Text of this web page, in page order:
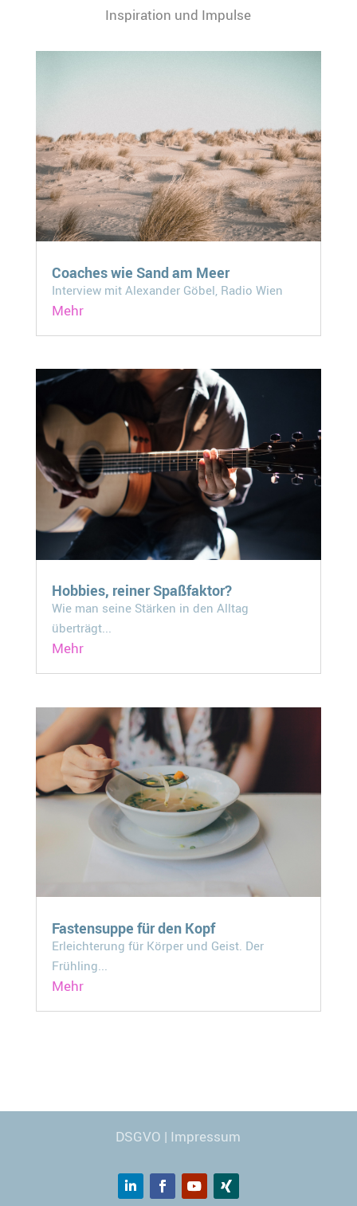
Inspiration und Impulse
Coaches wie Sand am Meer
Interview mit Alexander Göbel, Radio Wien
Mehr
Hobbies, reiner Spaßfaktor?
Wie man seine Stärken in den Alltag
überträgt...
Mehr
Fastensuppe für den Kopf
Erleichterung für Körper und Geist. Der
Frühling...
Mehr
DSGVO | Impressum